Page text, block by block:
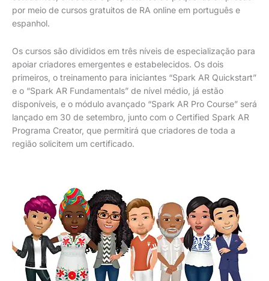
por meio de cursos gratuitos de RA online em português e
espanhol.
Os cursos são divididos em três níveis de especialização para
apoiar criadores emergentes e estabelecidos. Os dois
primeiros, o treinamento para iniciantes “Spark AR Quickstart”
e o “Spark AR Fundamentals” de nível médio, já estão
disponíveis, e o módulo avançado “Spark AR Pro Course” será
lançado em 30 de setembro, junto com o Certified Spark AR
Programa Creator, que permitirá que criadores de toda a
região solicitem um certificado.